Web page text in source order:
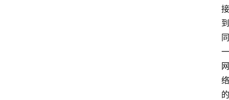
接
到
同
一
网
络
的